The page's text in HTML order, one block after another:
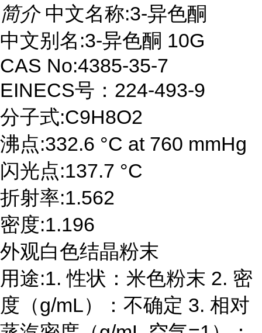
简介 中文名称:3-异色酮
中文别名:3-异色酮 10G
CAS No:4385-35-7
EINECS号：224-493-9
分子式:C9H8O2
沸点:332.6 °C at 760 mmHg
闪光点:137.7 °C
折射率:1.562
密度:1.196
外观白色结晶粉末
用途:1. 性状：米色粉末 2. 密
度（g/mL）：不确定 3. 相对